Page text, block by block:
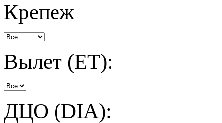
Крепеж
Вылет (ET):
ДЦО (DIA):